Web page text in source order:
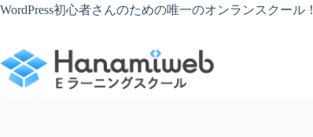
コ
ン
ツ
WordPress初心者さんのための唯一のオンランスクール！